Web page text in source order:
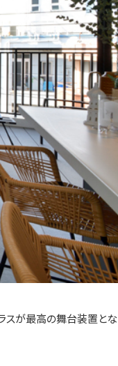
スが最高の舞台装置とな